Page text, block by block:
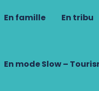
En famille En tribu
En mode Slow –